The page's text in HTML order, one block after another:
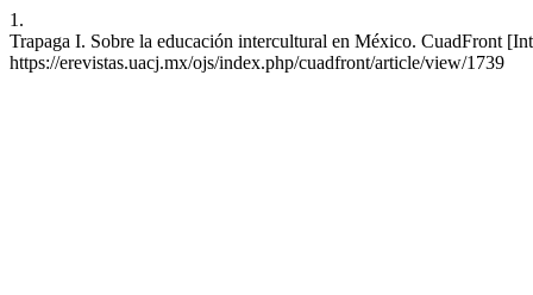
1.
Trapaga I. Sobre la educación intercultural en México. CuadFront
https://erevistas.uacj.mx/ojs/index.php/cuadfront/article/view/1739